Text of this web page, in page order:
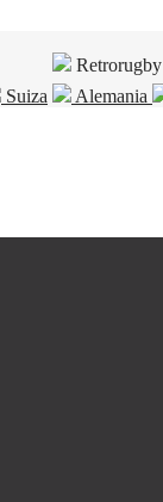
Suiza
Retrorugby
Alemania